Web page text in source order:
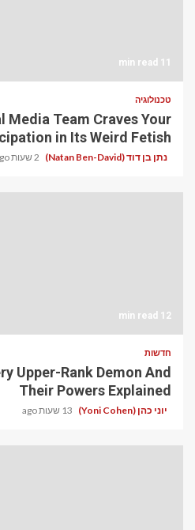
11 min read
טכנולוגיה
Media Team Craves Your
in Its Weird Fetish
נתן בן דוד (Natan Ben-David) 2 שעות ago
12 min read
חדשות
Upper-Rank Demon And
Their Powers Explained
יוני כהן (Yoni Cohen) 13 שעות ago